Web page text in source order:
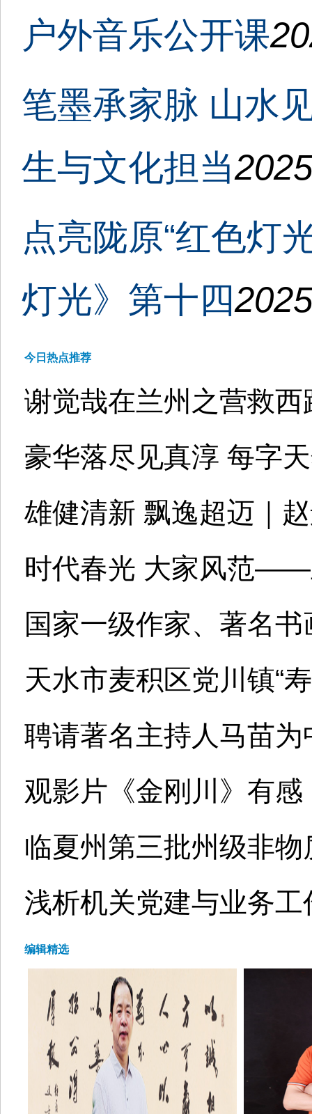
户外音乐公开课
笔墨承家脉 山水
生与文化担当
点亮陇原“红色
灯光》第十四
今日热点推荐
谢觉哉在兰州之营救
豪华落尽见真淳 每字
雄健清新 飘逸超迈｜
时代春光 大家风范——
国家一级作家、著名
天水市麦积区党川镇“
聘请著名主持人马苗
观影片《金刚川》有感
临夏州第三批州级非
浅析机关党建与业务工
编辑精选